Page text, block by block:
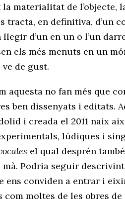
materialitat de l’objecte,
tracta, en definitiva, d’un
d’un en un o l’un
els més menuts en un
de gust.
aquesta no fan més que
ben dissenyats i editats.
i creada el 2011 naix
lúdiques i
el qual desprén
Podria seguir
ens conviden a entrar i
moltes de les obres